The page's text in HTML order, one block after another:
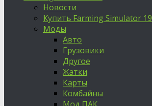
Новости
Купить Farming Simulator 19
Моды
Авто
Грузовики
Другое
Жатки
Карты
Комбайны